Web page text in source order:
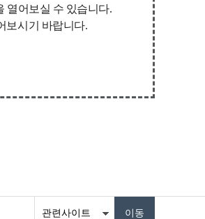
열어보실 수 있습니다.
보시기 바랍니다.